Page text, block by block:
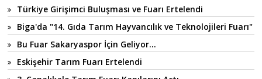
Türkiye Girişimci Buluşması ve Fuarı Ertelendi
Biga'da "14. Gıda Tarım Hayvancılık ve Teknolojileri Fuarı"
Bu Fuar Sakaryaspor İçin Geliyor...
Eskişehir Tarım Fuarı Ertelendi